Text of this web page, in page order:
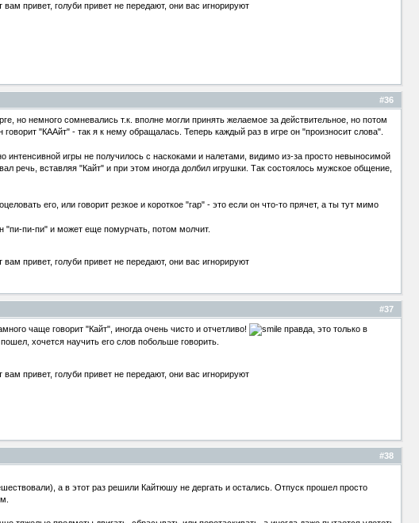
привет, голуби привет не передают, они вас игнорируют
#36
но немного сомневались т.к. вполне могли принять желаемое за действительное, но потом
"КААйт" - так я к нему обращалась. Теперь каждый раз в игре он "произносит слова".
игры не получилось с наскоками и налетами, видимо из-за просто невыносимой
речь, вставляя "Кайт" и при этом иногда долбил игрушки. Так состоялось мужское общение,
его, или говорит резкое и короткое "гар" - это если он что-то прячет, а ты тут мимо
"пи-пи-пи" и может еще помурчать, потом молчит.
привет, голуби привет не передают, они вас игнорируют
#37
чаще говорит "Кайт", иногда очень чисто и отчетливо!
правда, это только в
хочется научить его слов побольше говорить.
привет, голуби привет не передают, они вас игнорируют
#38
а в этот раз решили Кайтюшу не дергать и остались. Отпуск прошел просто